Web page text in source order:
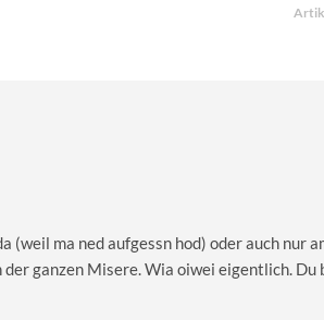
(weil ma ned aufgessn hod) oder auch nur
ganzen Misere. Wia oiwei eigentlich. Du